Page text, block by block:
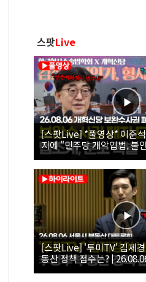
스팟Live
[스팟Live] *풀영상* 이준
지에 "민주당 개악입법, 불
26.08.06 개혁신당 보완수사
[스팟Live] '투미TV' 김제
동산 정책 점수는? |
대토론회